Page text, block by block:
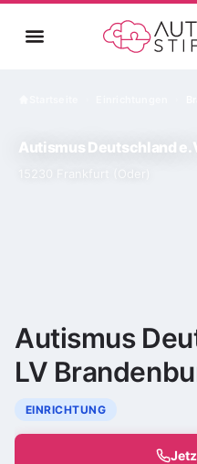
Autismus Deutschland
15230 Frankfurt (Oder)
Autismus
LV
EINRICHTUNG